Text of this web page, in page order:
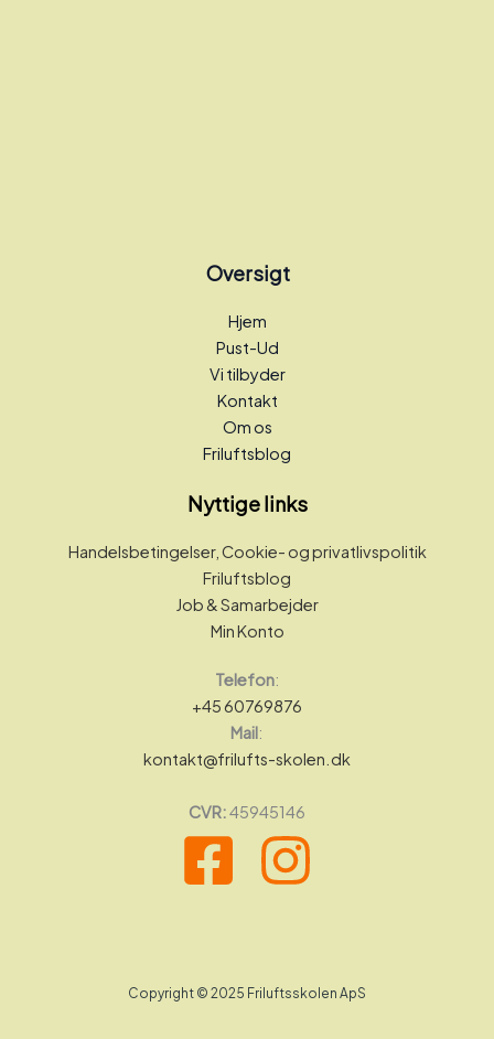
Oversigt
Hjem
Pust-Ud
Vi tilbyder
Kontakt
Om os
Friluftsblog
Nyttige links
Handelsbetingelser, Cookie- og privatlivspolitik
Friluftsblog
Job & Samarbejder
Min Konto
Telefon:
+45 60769876
Mail:
kontakt@frilufts-skolen.dk
CVR:45945146
Copyright © 2025 Friluftsskolen ApS